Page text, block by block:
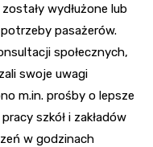
wydłużone lub
pasażerów.
społecznych,
swoje uwagi
m.in. prośby o lepsze
szkół i zakładów
w godzinach